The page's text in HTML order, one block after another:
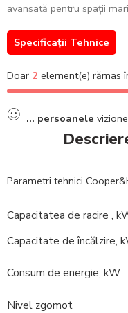
avansată pentru spații
Specificații Tehnice
Doar 2 element(e) rămas
... persoanele
Parametri tehnici
Capacitatea de racire ,
Capacitate deîncălzire,
Consum de energie, kW
Nivel zgomot